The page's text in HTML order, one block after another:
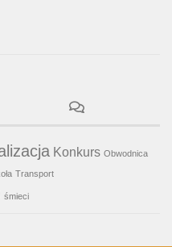
Konkurs Obwodnica
Transport
śmieci